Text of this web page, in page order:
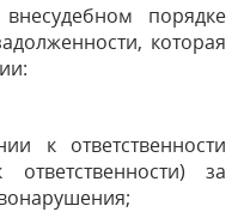
порядке
которая
к ответственности
за